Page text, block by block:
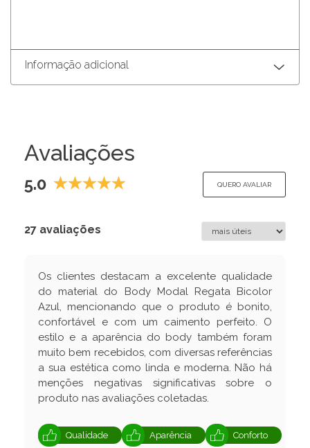
Informação adicional
Avaliações
5.0 QUERO AVALIAR
27 avaliações
Os clientes destacam a excelente qualidade
do material do Body Modal Regata Bicolor
Azul, mencionando que o produto é bonito,
confortável e com um caimento perfeito. O
estilo e a aparência do body também foram
muito bem recebidos, com diversas referências
a sua estética como linda e moderna. Não há
menções negativas significativas sobre o
produto nas avaliações coletadas.
Qualidade Aparência Conforto